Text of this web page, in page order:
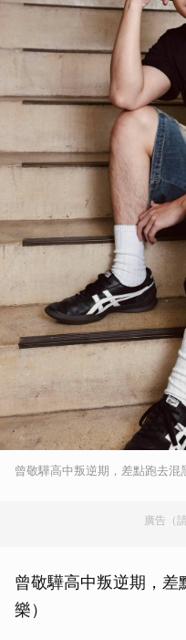
曾敬驊高中叛逆期，差點跑去混
廣告（
曾敬驊高中叛逆期，
樂）